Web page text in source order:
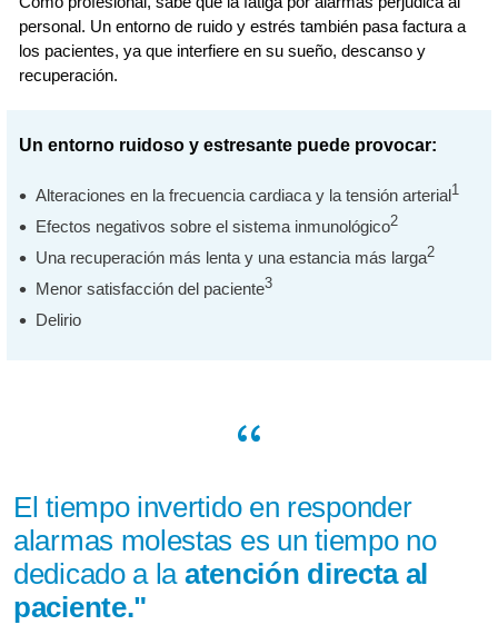
personal. Un entorno de ruido y estrés también pasa factura a
los pacientes, ya que interfiere en su sueño, descanso y
recuperación.
Un entorno ruidoso y estresante puede provocar:
Alteraciones en la frecuencia cardiaca y la tensión arterial1
Efectos negativos sobre el sistema inmunológico2
Una recuperación más lenta y una estancia más larga2
Menor satisfacción del paciente3
Delirio
El tiempo invertido en responder
alarmas molestas es un tiempo no
dedicado a laatención directa al
paciente."